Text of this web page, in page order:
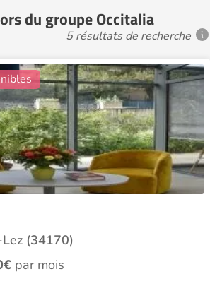
du groupe Occitalia
5 résultats de recherche
(34170)
par mois